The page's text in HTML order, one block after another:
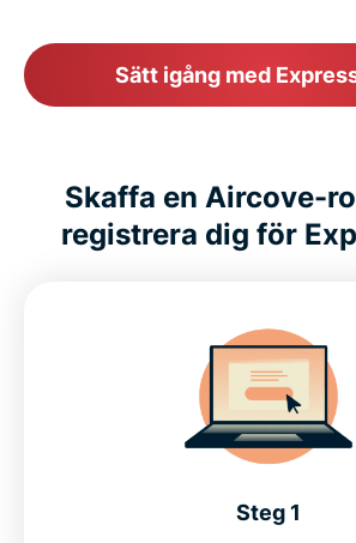
Sätt igång med
Skaffa en Aircove-
registrera dig för
Steg 1